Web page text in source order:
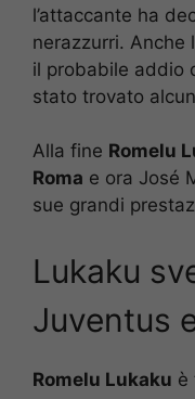
l’attaccante ha
nerazzurri. Anche
il probabile addio
stato trovato
Alla fine Romelu
Roma e ora José
sue grandi
Lukaku
Juventus
Romelu Lukaku è